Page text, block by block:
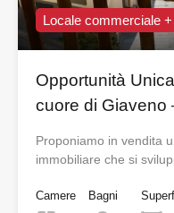
Locale commerciale
Opportunità
cuore di Giaveno
Proponiamo in vendita
immobiliare che si
Camere
Bagni